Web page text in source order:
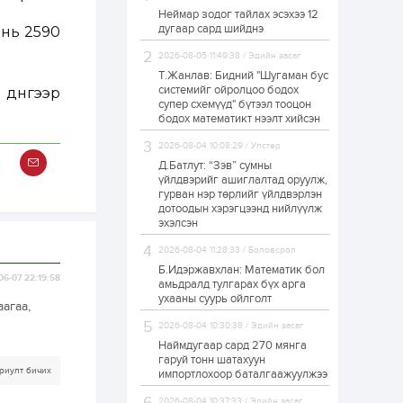
2590
07 22:19:58
бичих
Н.Номтойбаяр:
Аймгуудад
тулгамдаж буй
асуудлуудыг долоо
хоног бүр Засгийн
газрын...
23 цаг 0
УИХ-ын дарга
С.Бямбацогт төрийг
төлөөлөн Сутай
хайрхны тэнгэрийг
тахих төрийн
тахилгад оролцлоо
23 цаг 2 0
“Хотын дарга сонсож
дугаарыг
наймдугаар сарын
23 цаг 0
“Чингис хаан” олон
руу нийтийн тээврийн
автобус 24 цагаар
үйлчилж байна
1 өдөр 1 0
Неймар зодог тайлах эсэхээ 12
дугаар сард шийднэ
2026-08-05 11:49:38 / Эдийн засаг
Т.Жанлав: Бидний "Шугаман бус
системийг ойролцоо бодох
супер схемүүд" бүтээл тооцон
бодох математикт нээлт хийсэн
2026-08-04 10:08:29 / Улстөр
Д.Батлут: “Зэв” сумны
үйлдвэрийг ашиглалтад оруулж,
гурван нэр төрлийг үйлдвэрлэн
дотоодын хэрэгцээнд нийлүүлж
эхэлсэн
2026-08-04 11:28:33 / Боловсрол
Б.Идэржавхлан: Математик бол
амьдралд тулгарах бүх арга
ухааны суурь ойлголт
2026-08-04 10:30:38 / Эдийн засаг
Наймдугаар сард 270 мянга
гаруй тонн шатахуун
импортлохоор баталгаажуулжээ